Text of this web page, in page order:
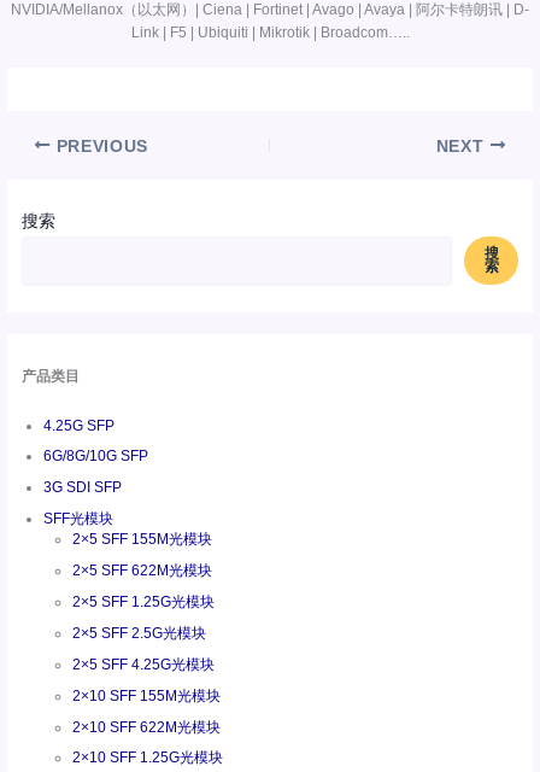
搜索
搜
索
产品类目
4.25G SFP
6G/8G/10G SFP
3G SDI SFP
SFF光模块
2×5 SFF 155M光模块
2×5 SFF 622M光模块
2×5 SFF 1.25G光模块
2×5 SFF 2.5G光模块
2×5 SFF 4.25G光模块
2×10 SFF 155M光模块
2×10 SFF 622M光模块
2×10 SFF 1.25G光模块
NVIDIA/Mellanox（以太网）| Ciena | Fortinet | Avago | Avaya | 阿尔卡特朗讯 | D-
Link | F5 | Ubiquiti | Mikrotik | Broadcom…..
PREVIOUS NEXT